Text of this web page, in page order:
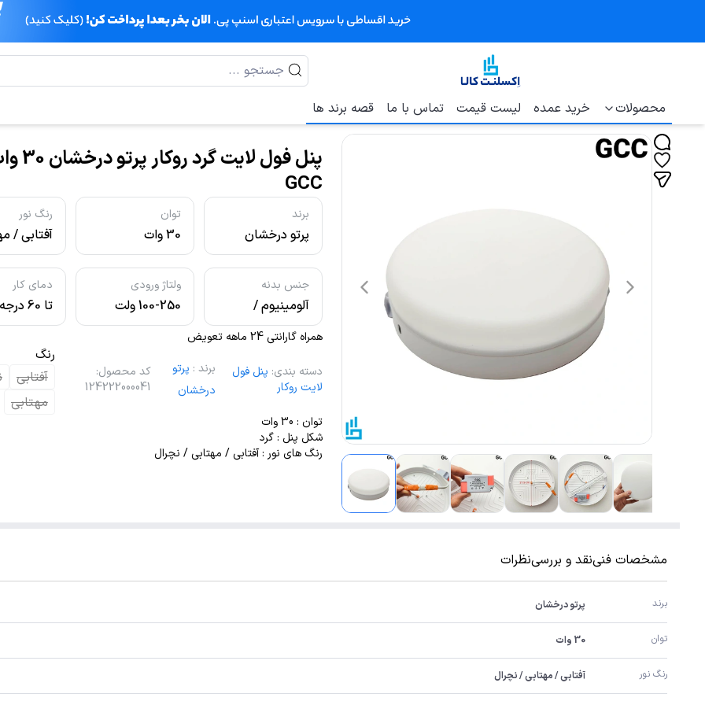
محصولات خرید عمده لیست قیمت تماس با ما قصه برند ها
پنل فول لایت گرد
GCC
برند
پرتو درخشان
توان
30 وات
رنگ نور
آفتابی /
نچرال
جنس بدنه
آلومینیوم /
پلاستیک
ولتاژ ورودی
100-250 ولت
دمای کار
تا 60 درجه
همراه گارانتی 24 ماهه تعویض
دسته بندی: پنل فول
لایت روکار
برند : پرتو
درخشان
کد محصول:
124222000041
رنگ
آفتابی
مهتابی
توان : 30 وات
شکل پنل : گرد
رنگ های نور : آفتابی / مهتابی / نچرال
مشخصات فنینقد و بررسینظرات
برند پرتو درخشان
توان 30 وات
رنگ نور آفتابی / مهتابی / نچرال